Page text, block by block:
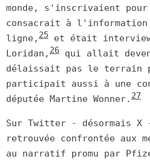
monde, s'inscrivaient
consacrait à l'information
ligne, 25 et était
Loridan, 26 qui allait
délaissait pas le terrain
participait aussi à une
députée Martine Wonner. 27
Sur Twitter - désormais
retrouvée confrontée aux
au narratif promu par